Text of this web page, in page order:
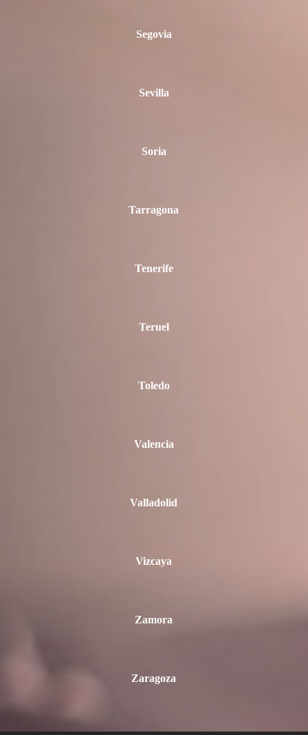
Segovia
Sevilla
Soria
Tarragona
Tenerife
Teruel
Toledo
Valencia
Valladolid
Vizcaya
Zamora
Zaragoza